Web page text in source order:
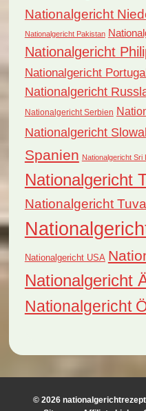
Nationalgericht
Nationalgericht Pakistan
Nationalgericht
Nationalgericht
Nationalgericht
Nationalgericht Serbien
Nationalgericht
Spanien Nationalgericht Sri
Nationalgericht
Nationalgericht
Nationalgericht USA
Nationalgericht
Nationalgericht
© 2026